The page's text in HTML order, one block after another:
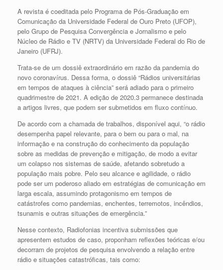
A revista é coeditada pelo Programa de Pós-Graduação em
Comunicação da Universidade Federal de Ouro Preto (UFOP),
pelo Grupo de Pesquisa Convergência e Jornalismo e pelo
Núcleo de Rádio e TV (NRTV) da Universidade Federal do Rio de
Janeiro (UFRJ).
Trata-se de um dossiê extraordinário em razão da pandemia do
novo coronavírus. Dessa forma, o dossiê “Rádios universitárias
em tempos de ataques à ciência” será adiado para o primeiro
quadrimestre de 2021. A edição de 2020.3 permanece destinada
a artigos livres, que podem ser submetidos em fluxo contínuo.
De acordo com a chamada de trabalhos, disponível aqui, “o rádio
desempenha papel relevante, para o bem ou para o mal, na
informação e na construção do conhecimento da população
sobre as medidas de prevenção e mitigação, de modo a evitar
um colapso nos sistemas de saúde, afetando sobretudo a
população mais pobre. Pelo seu alcance e agilidade, o rádio
pode ser um poderoso aliado em estratégias de comunicação em
larga escala, assumindo protagonismo em tempos de
catástrofes como pandemias, enchentes, terremotos, incêndios,
tsunamis e outras situações de emergência.”
Nesse contexto, Radiofonias incentiva submissões que
apresentem estudos de caso, proponham reflexões teóricas e/ou
decorram de projetos de pesquisa envolvendo a relação entre
rádio e situações catastróficas, tais como: